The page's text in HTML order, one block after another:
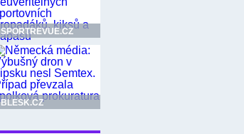
SPORTREVUE.CZ
BLESK.CZ